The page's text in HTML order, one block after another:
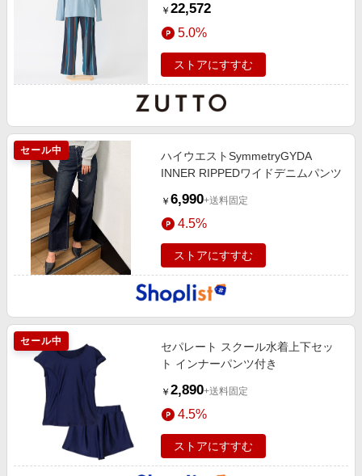
￥ 22,572
5.0%
ストアにすすむ
セール中
ハイウエストSymmetryGYDA
INNER RIPPEDワイドデニムパンツ
￥ 6,990+送料固定
4.5%
ストアにすすむ
セール中
セパレート スクール水着上下セッ
ト インナーパンツ付き
￥ 2,890+送料固定
4.5%
ストアにすすむ